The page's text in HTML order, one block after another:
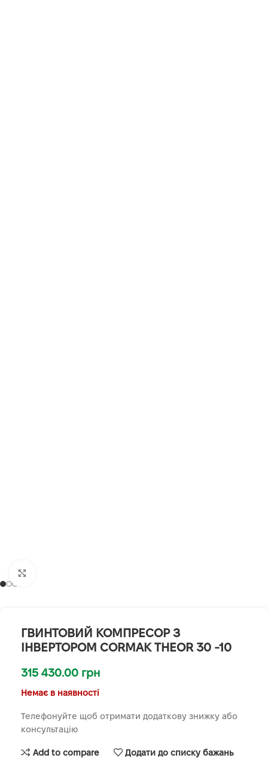
ГВИНТОВИЙ КОМПРЕСОР З
ІНВЕРТОРОМ CORMAK THEOR 30 -10
315 430.00 грн
Немає в наявності
Телефонуйте щоб отримати додаткову знижку або
консультацію
Add to compare Додати до списку бажань